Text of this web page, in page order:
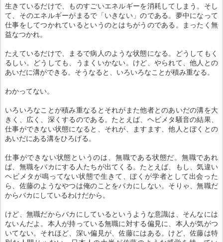
生きているだけで、ものすごいエネルギーを消耗してしまう。そし
て、そのエネルギーがまるで「いきない」のである。夢中になって
仕事をしてつかれているというのとはちがうのである。まったく無
益なつかれ。
たえているだけで、まるで病人のような状態になる。どうしてもく
るしい。どうしても、うまくいかない。けど、やられて、他人との
あいだに溝ができる。そうなると、いろいろなことが積み重なる。
わかってない。
いろいろなことが積み重なるとそれがまた他者とのあいだの溝を大
きく、広く、深くするのである。たとえば、ヘビメタ騒音の結果、
仕事ができない状態になると、それが、ますます、他人とぼくとの
あいだにある溝をひろげる。
仕事ができない状態というのは、無職である状態だ。無職であれ
ば、無職をバカにする人たちが出てくる。たとえば、もし、気違い
ヘビメタが鳴ってない状態で生きて、ぼくが学者として出会った
ら、佐藤のようなやつは俺のことをバカにしない。そりゃ、無職だ
からバカにしているわけだから。
けど、無職だからバカにしているというような意識は、そんなには
ないんだよ。本人が持っている無職に対する偏見に、本人が気がつ
いてない。それほど、深い偏見が、佐藤にはある。けど、佐藤は特